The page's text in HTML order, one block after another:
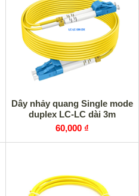
Dây nhảy quang Single mode
duplex LC-LC dài 3m
60,000 ₫